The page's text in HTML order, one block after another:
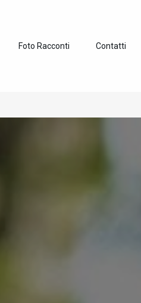
Foto Racconti Contatti